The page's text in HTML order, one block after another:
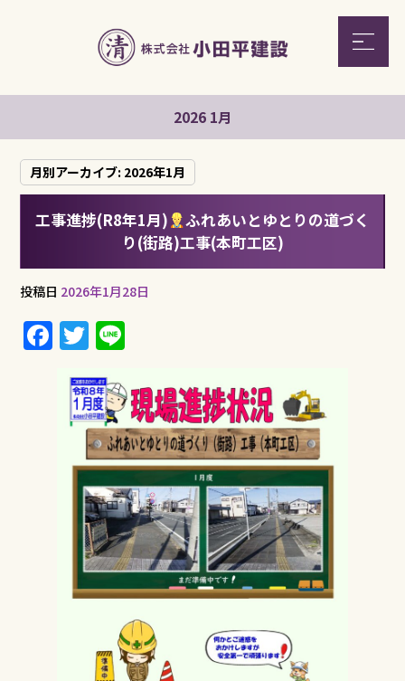
2026 1月
月別アーカイブ: 2026年1月
工事進捗(R8年1月)
ふれあいとゆとりの道づく
り(街路)工事(本町工区)
投稿日 2026年1月28日
F
a
e
T
w
it
te
r
e